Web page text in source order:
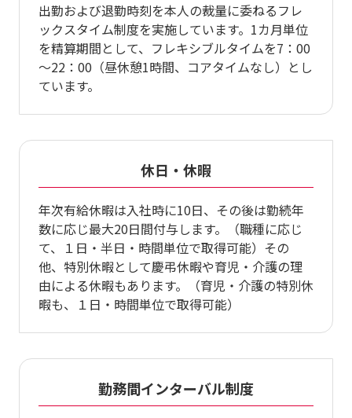
出勤および退勤時刻を本人の裁量に委ねるフレ
ックスタイム制度を実施しています。1カ月単位
を精算期間として、フレキシブルタイムを7：00
～22：00（昼休憩1時間、コアタイムなし）とし
ています。
休日・休暇
年次有給休暇は入社時に10日、その後は勤続年
数に応じ最大20日間付与します。（職種に応じ
て、１日・半日・時間単位で取得可能）その
他、特別休暇として慶弔休暇や育児・介護の理
由による休暇もあります。（育児・介護の特別休
暇も、１日・時間単位で取得可能）
勤務間インターバル制度